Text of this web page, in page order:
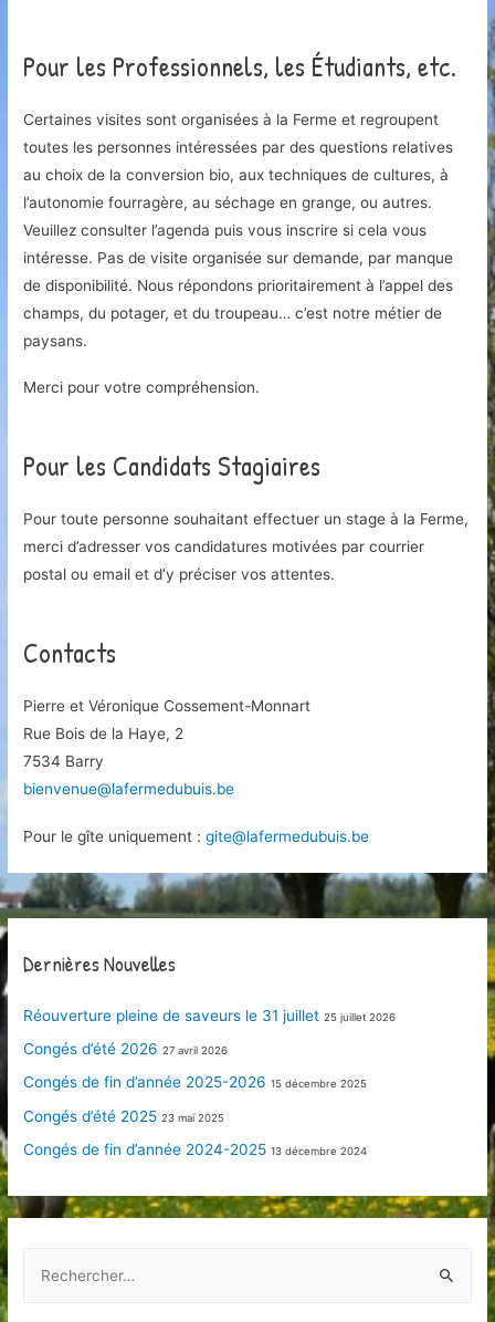
Pour les Professionnels, les Étudiants, etc.
Certaines visites sont organisées à la Ferme et regroupent
toutes les personnes intéressées par des questions relatives
au choix de la conversion bio, aux techniques de cultures, à
l’autonomie fourragère, au séchage en grange, ou autres.
Veuillez consulter l’agenda puis vous inscrire si cela vous
intéresse. Pas de visite organisée sur demande, par manque
de disponibilité. Nous répondons prioritairement à l’appel des
champs, du potager, et du troupeau… c’est notre métier de
paysans.
Merci pour votre compréhension.
Pour les Candidats Stagiaires
Pour toute personne souhaitant effectuer un stage à la Ferme,
merci d’adresser vos candidatures motivées par courrier
postal ou email et d’y préciser vos attentes.
Contacts
Pierre et Véronique Cossement-Monnart
Rue Bois de la Haye, 2
7534 Barry
bienvenue@lafermedubuis.be
Pour le gîte uniquement :gite@lafermedubuis.be
Dernières Nouvelles
Réouverture pleine de saveurs le 31 juillet 25 juillet 2026
Congés d’été 2026 27 avril 2026
Congés de fin d’année 2025-2026 15 décembre 2025
Congés d’été 2025 23 mai 2025
Congés de fin d’année 2024-2025 13 décembre 2024